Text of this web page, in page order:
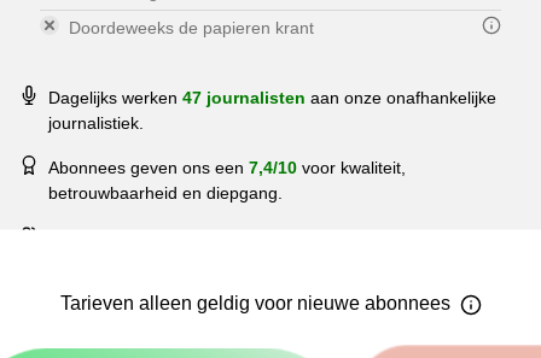
Doordeweeks de papieren krant
Dagelijks werken 47 journalisten aan onze onafhankelijke
journalistiek.
Abonnees geven ons een 7,4/10 voor kwaliteit,
betrouwbaarheid en diepgang.
Tarieven alleen geldig voor nieuwe abonnees